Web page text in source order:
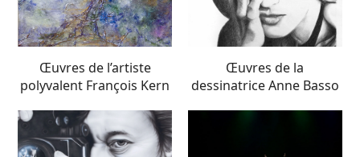
Œuvres de l’artiste
polyvalent François Kern
Œuvres de la
dessinatrice Anne Basso